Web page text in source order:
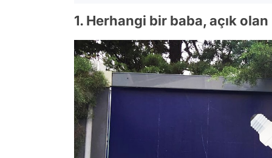
1. Herhangi bir baba, açık